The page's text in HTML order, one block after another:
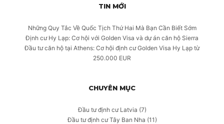
TIN MỚI
Những Quy Tắc Về Quốc Tịch Thứ Hai Mà Bạn Cần Biết Sớm
Định cư Hy Lạp: Cơ hội với Golden Visa và dự án căn hộ Sierra
Đầu tư căn hộ tại Athens: Cơ hội định cư Golden Visa Hy Lạp từ
250.000 EUR
CHUYÊN MỤC
Đầu tư định cư Latvia (7)
Đầu tư định cư Tây Ban Nha (11)